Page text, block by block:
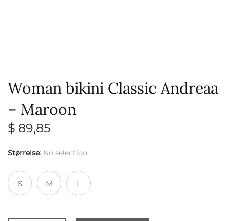
Woman bikini Classic Andreaa
– Maroon
$ 89,85
Størrelse: No selection
S M L